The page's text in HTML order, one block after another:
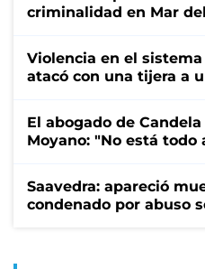
criminalidad en Mar
Violencia en el
atacó con una tijera a
El abogado de
Moyano: "No está todo
Saavedra: apareció
condenado por abuso